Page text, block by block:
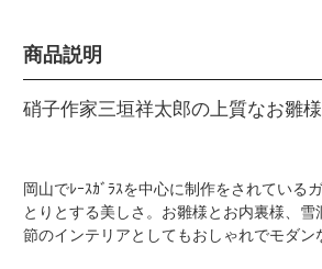
商品説明
硝子作家三垣祥太郎の上質なお雛様
岡山でﾚｰｽｶﾞﾗｽを中心に制作をされてい
とりとする美しさ。お雛様とお内裏様、
節のインテリアとしてもおしゃれでモダン